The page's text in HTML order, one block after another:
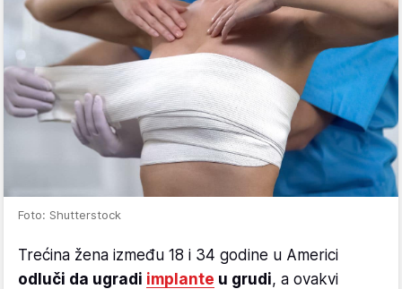
Foto: Shutterstock
Trećina žena između 18 i 34 godine u Americi
odluči da ugradi implante u grudi, a ovakvi